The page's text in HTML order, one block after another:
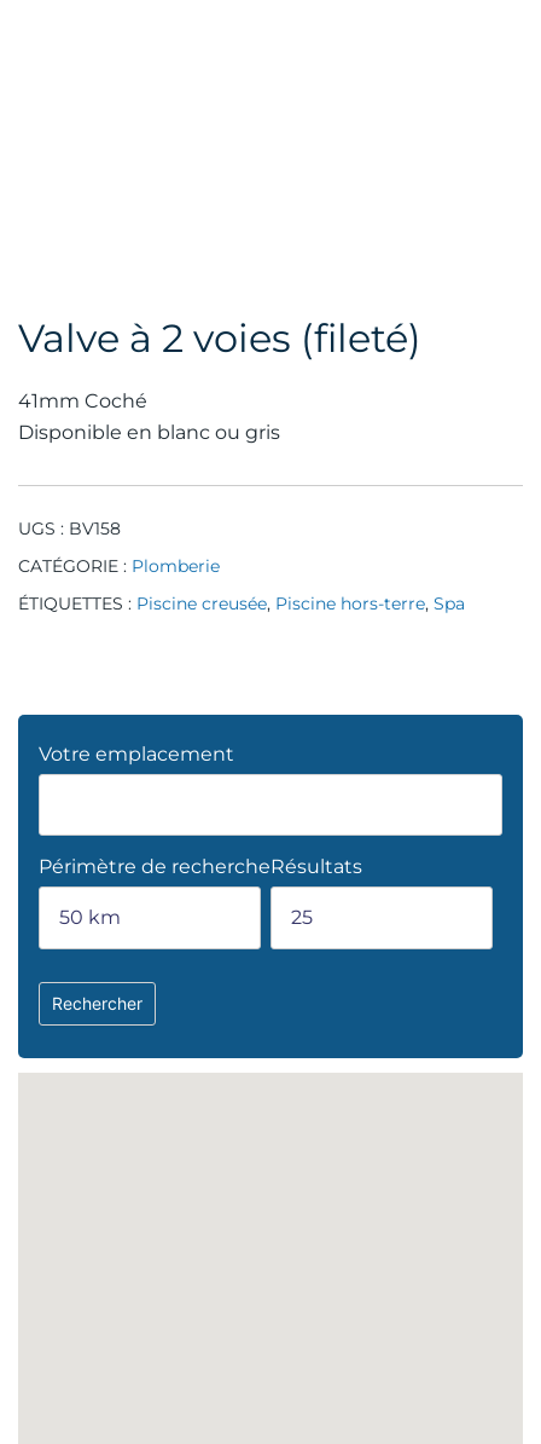
Valve à 2 voies (fileté)
41mm Coché
Disponible en blanc ou gris
UGS : BV158
CATÉGORIE : Plomberie
ÉTIQUETTES : Piscine creusée, Piscine hors-terre, Spa
Votre emplacement
Périmètre de rechercheRésultats